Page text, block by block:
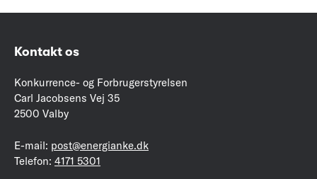
Kontakt os
Konkurrence- og Forbrugerstyrelsen
Carl Jacobsens Vej 35
2500 Valby
E-mail: post@energianke.dk
Telefon: 4171 5301